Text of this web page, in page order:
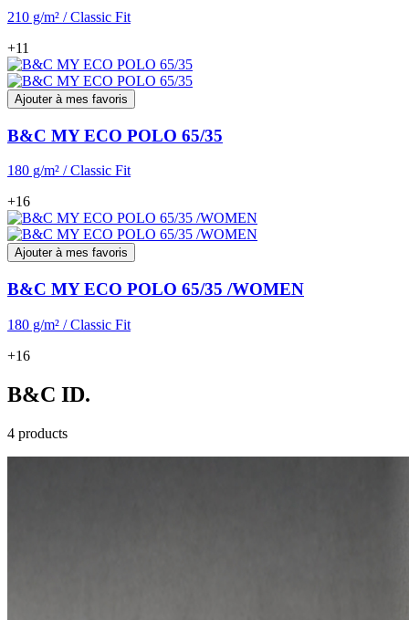
210 g/m² / Classic Fit
+11
Ajouter à mes favoris
B&C MY ECO POLO 65/35
180 g/m² / Classic Fit
+16
Ajouter à mes favoris
B&C MY ECO POLO 65/35 /WOMEN
180 g/m² / Classic Fit
+16
B&C ID.
4 products